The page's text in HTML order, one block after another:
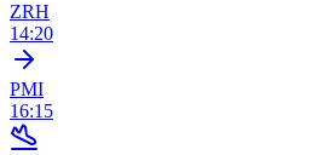
ZRH
14:20
PMI
16:15